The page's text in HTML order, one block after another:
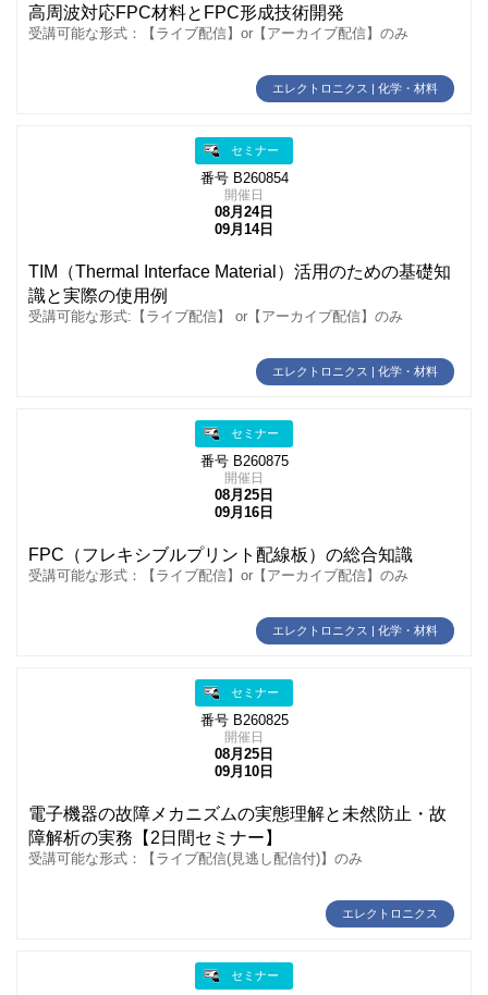
高周波対応FPC材料とFPC形成技術開発
受講可能な形式：【ライブ配信】or【アーカイブ配信】のみ
エレクトロニクス | 化学・材料
セミナー
番号 B260854
開催日
08月24日
09月14日
TIM（Thermal Interface Material）活用のための基礎知
識と実際の使用例
受講可能な形式:【ライブ配信】 or【アーカイブ配信】のみ
エレクトロニクス | 化学・材料
セミナー
番号 B260875
開催日
08月25日
09月16日
FPC（フレキシブルプリント配線板）の総合知識
受講可能な形式：【ライブ配信】or【アーカイブ配信】のみ
エレクトロニクス | 化学・材料
セミナー
番号 B260825
開催日
08月25日
09月10日
電子機器の故障メカニズムの実態理解と未然防止・故
障解析の実務【2日間セミナー】
受講可能な形式：【ライブ配信(見逃し配信付)】のみ
エレクトロニクス
セミナー